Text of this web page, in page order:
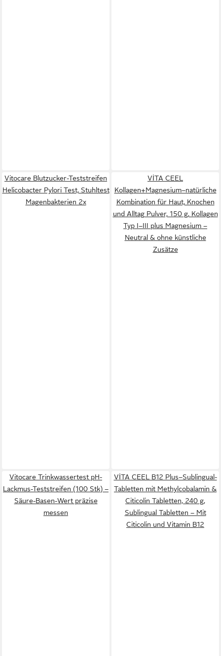
Vitocare Blutzucker-Teststreifen
Helicobacter Pylori Test, Stuhltest
Magenbakterien 2x
VİTA CEEL
Kollagen+Magnesium–natürliche
Kombination für Haut, Knochen
und Alltag Pulver, 150 g, Kollagen
Typ I–III plus Magnesium –
Neutral & ohne künstliche
Zusätze
Vitocare Trinkwassertest pH-
Lackmus-Teststreifen (100 Stk) –
Säure-Basen-Wert präzise
messen
VİTA CEEL B12 Plus–Sublingual-
Tabletten mit Methylcobalamin &
Citicolin Tabletten, 240 g,
Sublingual Tabletten – Mit
Citicolin und Vitamin B12